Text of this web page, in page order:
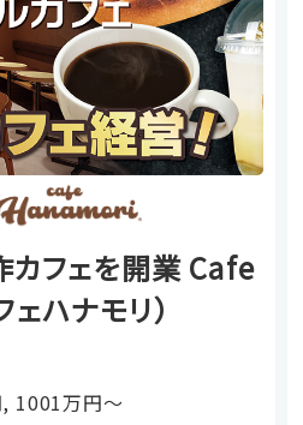
フェを開業 Cafe
ハナモリ）
1001万円〜